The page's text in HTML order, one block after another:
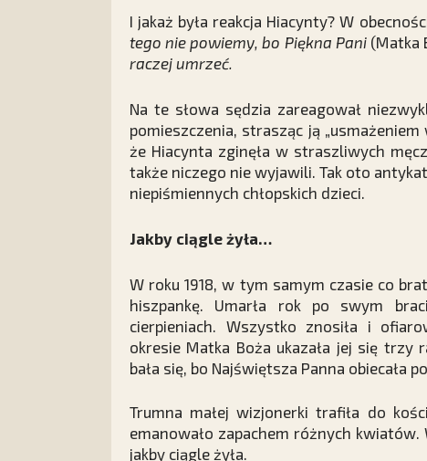
I jakaż była reakcja Hiacynty? W
tego nie powiemy, bo Piękna Pani (Matka
raczej umrzeć.
Na te słowa sędzia zareagował
pomieszczenia, strasząc ją „usmażeniem
że Hiacynta zginęła w straszliwych
także niczego nie wyjawili. Tak oto
niepiśmiennych chłopskich dzieci.
Jakby ciągle żyła…
W roku 1918, w tym samym czasie co
hiszpankę. Umarła rok po swym
cierpieniach. Wszystko znosiła i
okresie Matka Boża ukazała jej się trzy
bała się, bo Najświętsza Panna obiecała
Trumna małej wizjonerki trafiła do
emanowało zapachem różnych
jakby ciągle żyła.